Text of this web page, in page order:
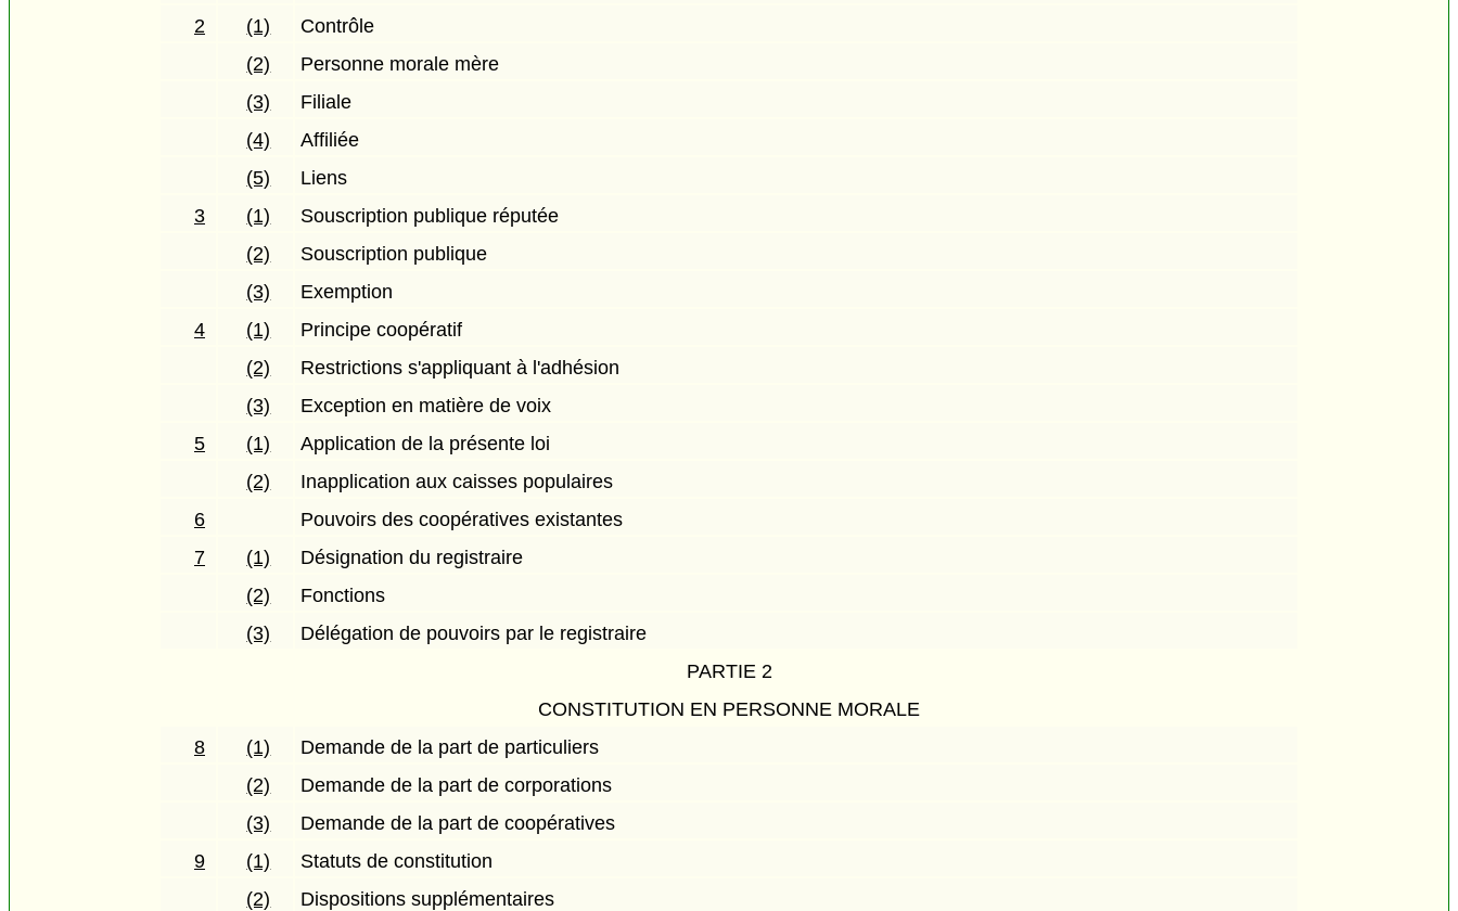
2
(1)
Contrôle
(2)
Personne morale mère
(3)
Filiale
(4)
Affiliée
(5)
Liens
3
(1)
Souscription publique réputée
(2)
Souscription publique
(3)
Exemption
4
(1)
Principe coopératif
(2)
Restrictions s'appliquant à l'adhésion
(3)
Exception en matière de voix
5
(1)
Application de la présente loi
(2)
Inapplication aux caisses populaires
6
Pouvoirs des coopératives existantes
7
(1)
Désignation du registraire
(2)
Fonctions
(3)
Délégation de pouvoirs par le registraire
PARTIE 2
CONSTITUTION EN PERSONNE MORALE
8
(1)
Demande de la part de particuliers
(2)
Demande de la part de corporations
(3)
Demande de la part de coopératives
9
(1)
Statuts de constitution
(2)
Dispositions supplémentaires